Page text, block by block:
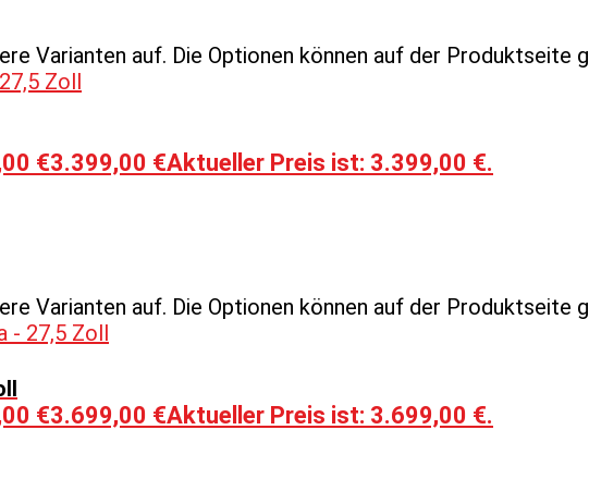
Varianten auf. Die Optionen können auf der Produktseite
€3.399,00 €Aktueller Preis ist: 3.399,00 €.
Varianten auf. Die Optionen können auf der Produktseite
€3.699,00 €Aktueller Preis ist: 3.699,00 €.